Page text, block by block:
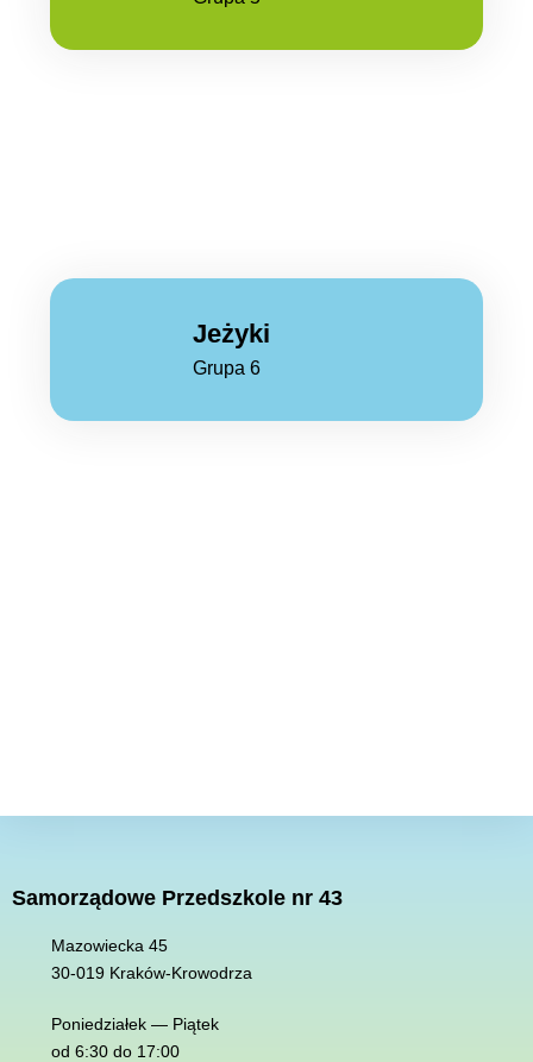
Jeżyki
Grupa 6
Samorządowe Przedszkole nr 43
Mazowiecka 45
30-019 Kraków-Krowodrza
Poniedziałek — Piątek
od 6:30 do 17:00